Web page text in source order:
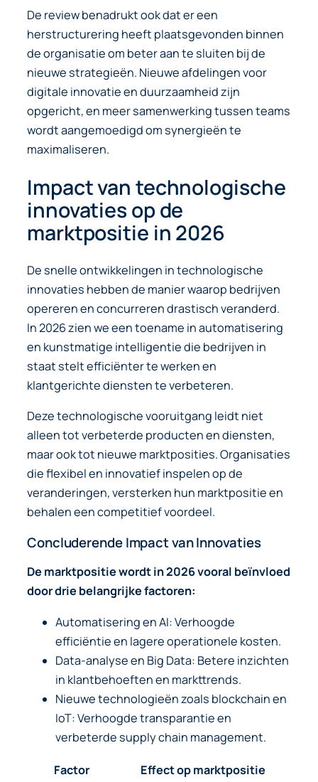
De review benadrukt ook dat er een
herstructurering heeft plaatsgevonden binnen
de organisatie om beter aan te sluiten bij de
nieuwe strategieën. Nieuwe afdelingen voor
digitale innovatie en duurzaamheid zijn
opgericht, en meer samenwerking tussen teams
wordt aangemoedigd om synergieën te
maximaliseren.
Impact van technologische
innovaties op de
marktpositie in 2026
De snelle ontwikkelingen in technologische
innovaties hebben de manier waarop bedrijven
opereren en concurreren drastisch veranderd.
In 2026 zien we een toename in automatisering
en kunstmatige intelligentie die bedrijven in
staat stelt efficiënter te werken en
klantgerichte diensten te verbeteren.
Deze technologische vooruitgang leidt niet
alleen tot verbeterde producten en diensten,
maar ook tot nieuwe marktposities. Organisaties
die flexibel en innovatief inspelen op de
veranderingen, versterken hun marktpositie en
behalen een competitief voordeel.
Concluderende Impact van Innovaties
De marktpositie wordt in 2026 vooral beïnvloed
door drie belangrijke factoren:
Automatisering en AI: Verhoogde
efficiëntie en lagere operationele kosten.
Data-analyse en Big Data: Betere inzichten
in klantbehoeften en markttrends.
Nieuwe technologieën zoals blockchain en
IoT: Verhoogde transparantie en
verbeterde supply chain management.
Factor Effect op marktpositie